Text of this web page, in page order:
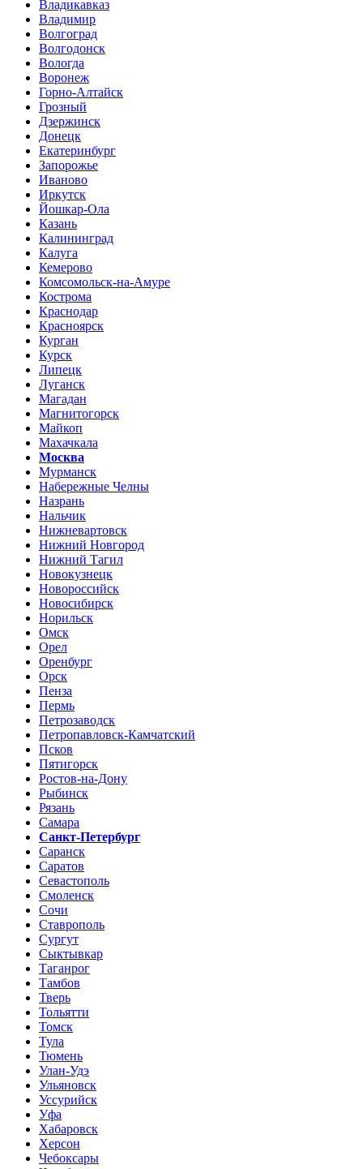
Владикавказ
Владимир
Волгоград
Волгодонск
Вологда
Воронеж
Горно-Алтайск
Грозный
Дзержинск
Донецк
Екатеринбург
Запорожье
Иваново
Иркутск
Йошкар-Ола
Казань
Калининград
Калуга
Кемерово
Комсомольск-на-Амуре
Кострома
Краснодар
Красноярск
Курган
Курск
Липецк
Луганск
Магадан
Магнитогорск
Майкоп
Махачкала
Москва
Мурманск
Набережные Челны
Назрань
Нальчик
Нижневартовск
Нижний Новгород
Нижний Тагил
Новокузнецк
Новороссийск
Новосибирск
Норильск
Омск
Орел
Оренбург
Орск
Пенза
Пермь
Петрозаводск
Петропавловск-Камчатский
Псков
Пятигорск
Ростов-на-Дону
Рыбинск
Рязань
Самара
Санкт-Петербург
Саранск
Саратов
Севастополь
Смоленск
Сочи
Ставрополь
Сургут
Сыктывкар
Таганрог
Тамбов
Тверь
Тольятти
Томск
Тула
Тюмень
Улан-Удэ
Ульяновск
Уссурийск
Уфа
Хабаровск
Херсон
Чебоксары